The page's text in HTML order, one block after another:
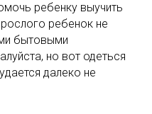
ребенку выучить
ребенок не
бытовыми
но вот одеться
далеко не